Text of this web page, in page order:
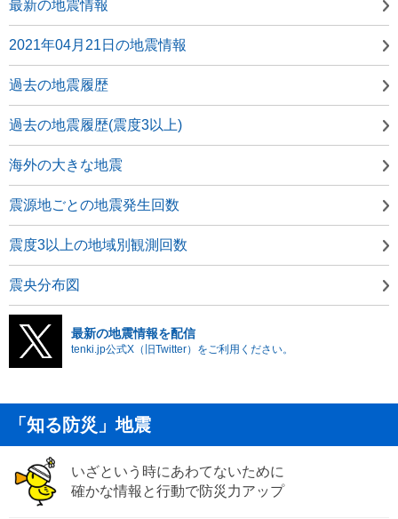
最新の地震情報
2021年04月21日の地震情報
過去の地震履歴
過去の地震履歴(震度3以上)
海外の大きな地震
震源地ごとの地震発生回数
震度3以上の地域別観測回数
震央分布図
最新の地震情報を配信
tenki.jp公式X（旧Twitter）をご利用ください。
「知る防災」地震
いざという時にあわてないために
確かな情報と行動で防災力アップ